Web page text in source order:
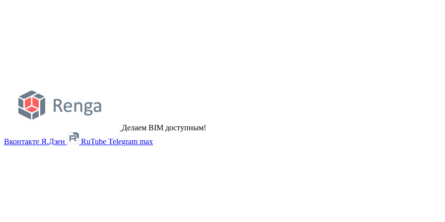
Делаем BIM доступным!
Вконтакте Я.Дзен RuTube Telegram max